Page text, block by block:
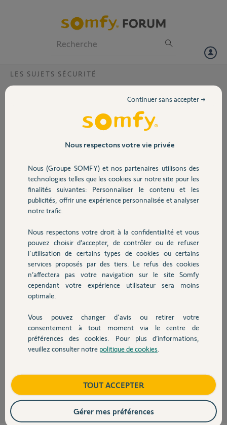
Volet
Sécurité
Domotique
Chauffage
Autres produits
Devis avec un pro
Contact
LES SUJETS SÉCURITÉ
Problème de connexion à ma centrale
Bonjour,je ne peux plus accéder au site de gestion de mon alarme
depuis mon ordinateur et mon tel portable sans avoir modifier
aucune donnée d'origine et aussi bien par https ou 192....Que dois-je
en conclure,qu'il me faut changer de matériel et de fournisseur,merci
Merci,
gerard F.
il y a environ un an
Participer au fil de discussion
Réponses
Bonjour
https://forum.somfy.fr/questions/3588685-connexion-application-
alarmsomfy
Ne multipliez pas les demandes svp !
Nous respectons votre vie privée
Nous (Groupe SOMFY) et nos partenaires utilisons des
technologies telles que les cookies sur notre site pour les
finalités suivantes: Personnaliser le contenu et les
publicités, offrir une expérience personnalisée et analyser
notre trafic.
Nous respectons votre droit à la confidentialité et vous
pouvez choisir d’accepter, de contrôler ou de refuser
l'utilisation de certains types de cookies ou certains
services proposés par des tiers. Le refus des cookies
n’affectera pas votre navigation sur le site Somfy
cependant votre expérience utilisateur sera moins
optimale.
Vous pouvez changer d'avis ou retirer votre
consentement à tout moment via le centre de
préférences des cookies. Pour plus d’informations,
veuillez consulter notre politique de cookies
Continuer sans accepter →
TOUT ACCEPTER
Gérer mes préférences